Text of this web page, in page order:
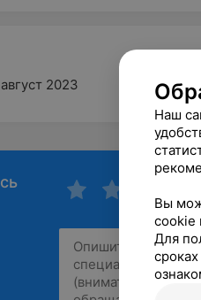
2023
Наш
Вы
cookie
Для